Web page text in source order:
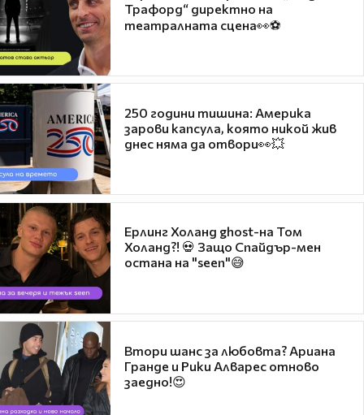
Трафорд“ директно на
театралната сцена👀⚽
250 години тишина: Америка
зарови капсула, която никой жив
днес няма да отвори👀💥
Ерлинг Холанд ghost-на Том
Холанд?! 💀 Защо Спайдър-мен
остана на "seen"😅
Втори шанс за любовта? Ариана
Гранде и Рики Алварес отново
заедно!😍